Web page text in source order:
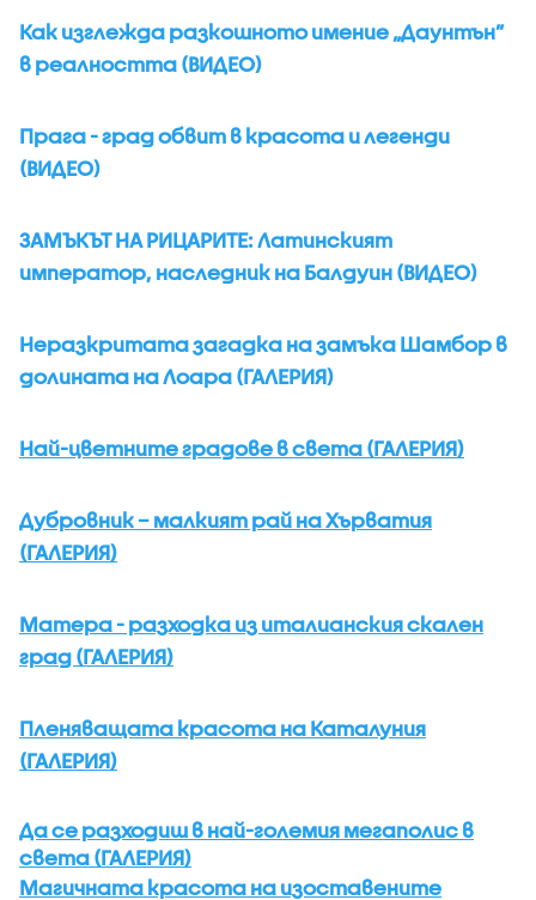
Как изглежда разкошното имение „Даунтън”
в реалността (ВИДЕО)
Прага - град обвит в красота и легенди
(ВИДЕО)
ЗАМЪКЪТ НА РИЦАРИТЕ: Латинският
император, наследник на Балдуин (ВИДЕО)
Неразкритата загадка на замъка Шамбор в
долината на Лоара (ГАЛЕРИЯ)
Най-цветните градове в света (ГАЛЕРИЯ)
Дубровник – малкият рай на Хърватия
(ГАЛЕРИЯ)
Матера - разходка из италианския скален
град (ГАЛЕРИЯ)
Пленяващата красота на Каталуния
(ГАЛЕРИЯ)
Да се разходиш в най-големия мегаполис в
света (ГАЛЕРИЯ)
Магичната красота на изоставените